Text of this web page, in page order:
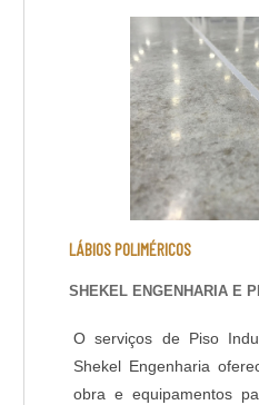
quando verificado a
existente (substrato), é
renovar o pavimento
gradual com
aplicação de aditivos
polida. Lapidação de Piso: Assim como o
polimento, é um
resistência e brilho ao
da densidade do
diamantados e
é possível polir o
agregado ficar aparente.
LÁBIOS POLIMÉRICOS
SHEKEL ENGENHARIA E
O serviços de Piso
Shekel Engenharia
obra e equipamentos